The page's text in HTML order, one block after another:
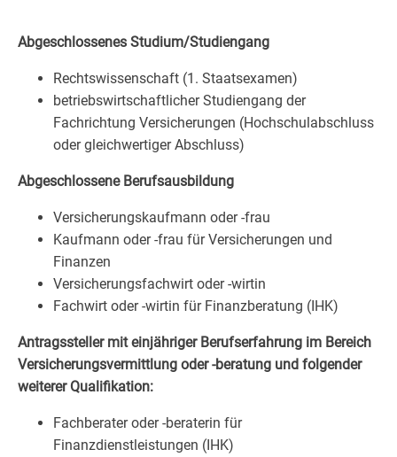
Abgeschlossenes Studium/Studiengang
Rechtswissenschaft (1. Staatsexamen)
betriebswirtschaftlicher Studiengang der
Fachrichtung Versicherungen (Hochschulabschluss
oder gleichwertiger Abschluss)
Abgeschlossene Berufsausbildung
Versicherungskaufmann oder -frau
Kaufmann oder -frau für Versicherungen und
Finanzen
Versicherungsfachwirt oder -wirtin
Fachwirt oder -wirtin für Finanzberatung (IHK)
Antragssteller mit einjähriger Berufserfahrung im Bereich
Versicherungsvermittlung oder -beratung und folgender
weiterer Qualifikation:
Fachberater oder -beraterin für
Finanzdienstleistungen (IHK)